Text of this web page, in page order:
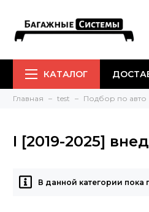
КАТАЛОГ
Главная test Подбор по авто
I [2019-2025]
В данной категории